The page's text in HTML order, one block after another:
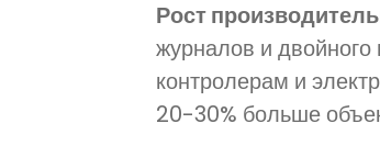
Рост
журналов и
контролерам и
20-30% больше